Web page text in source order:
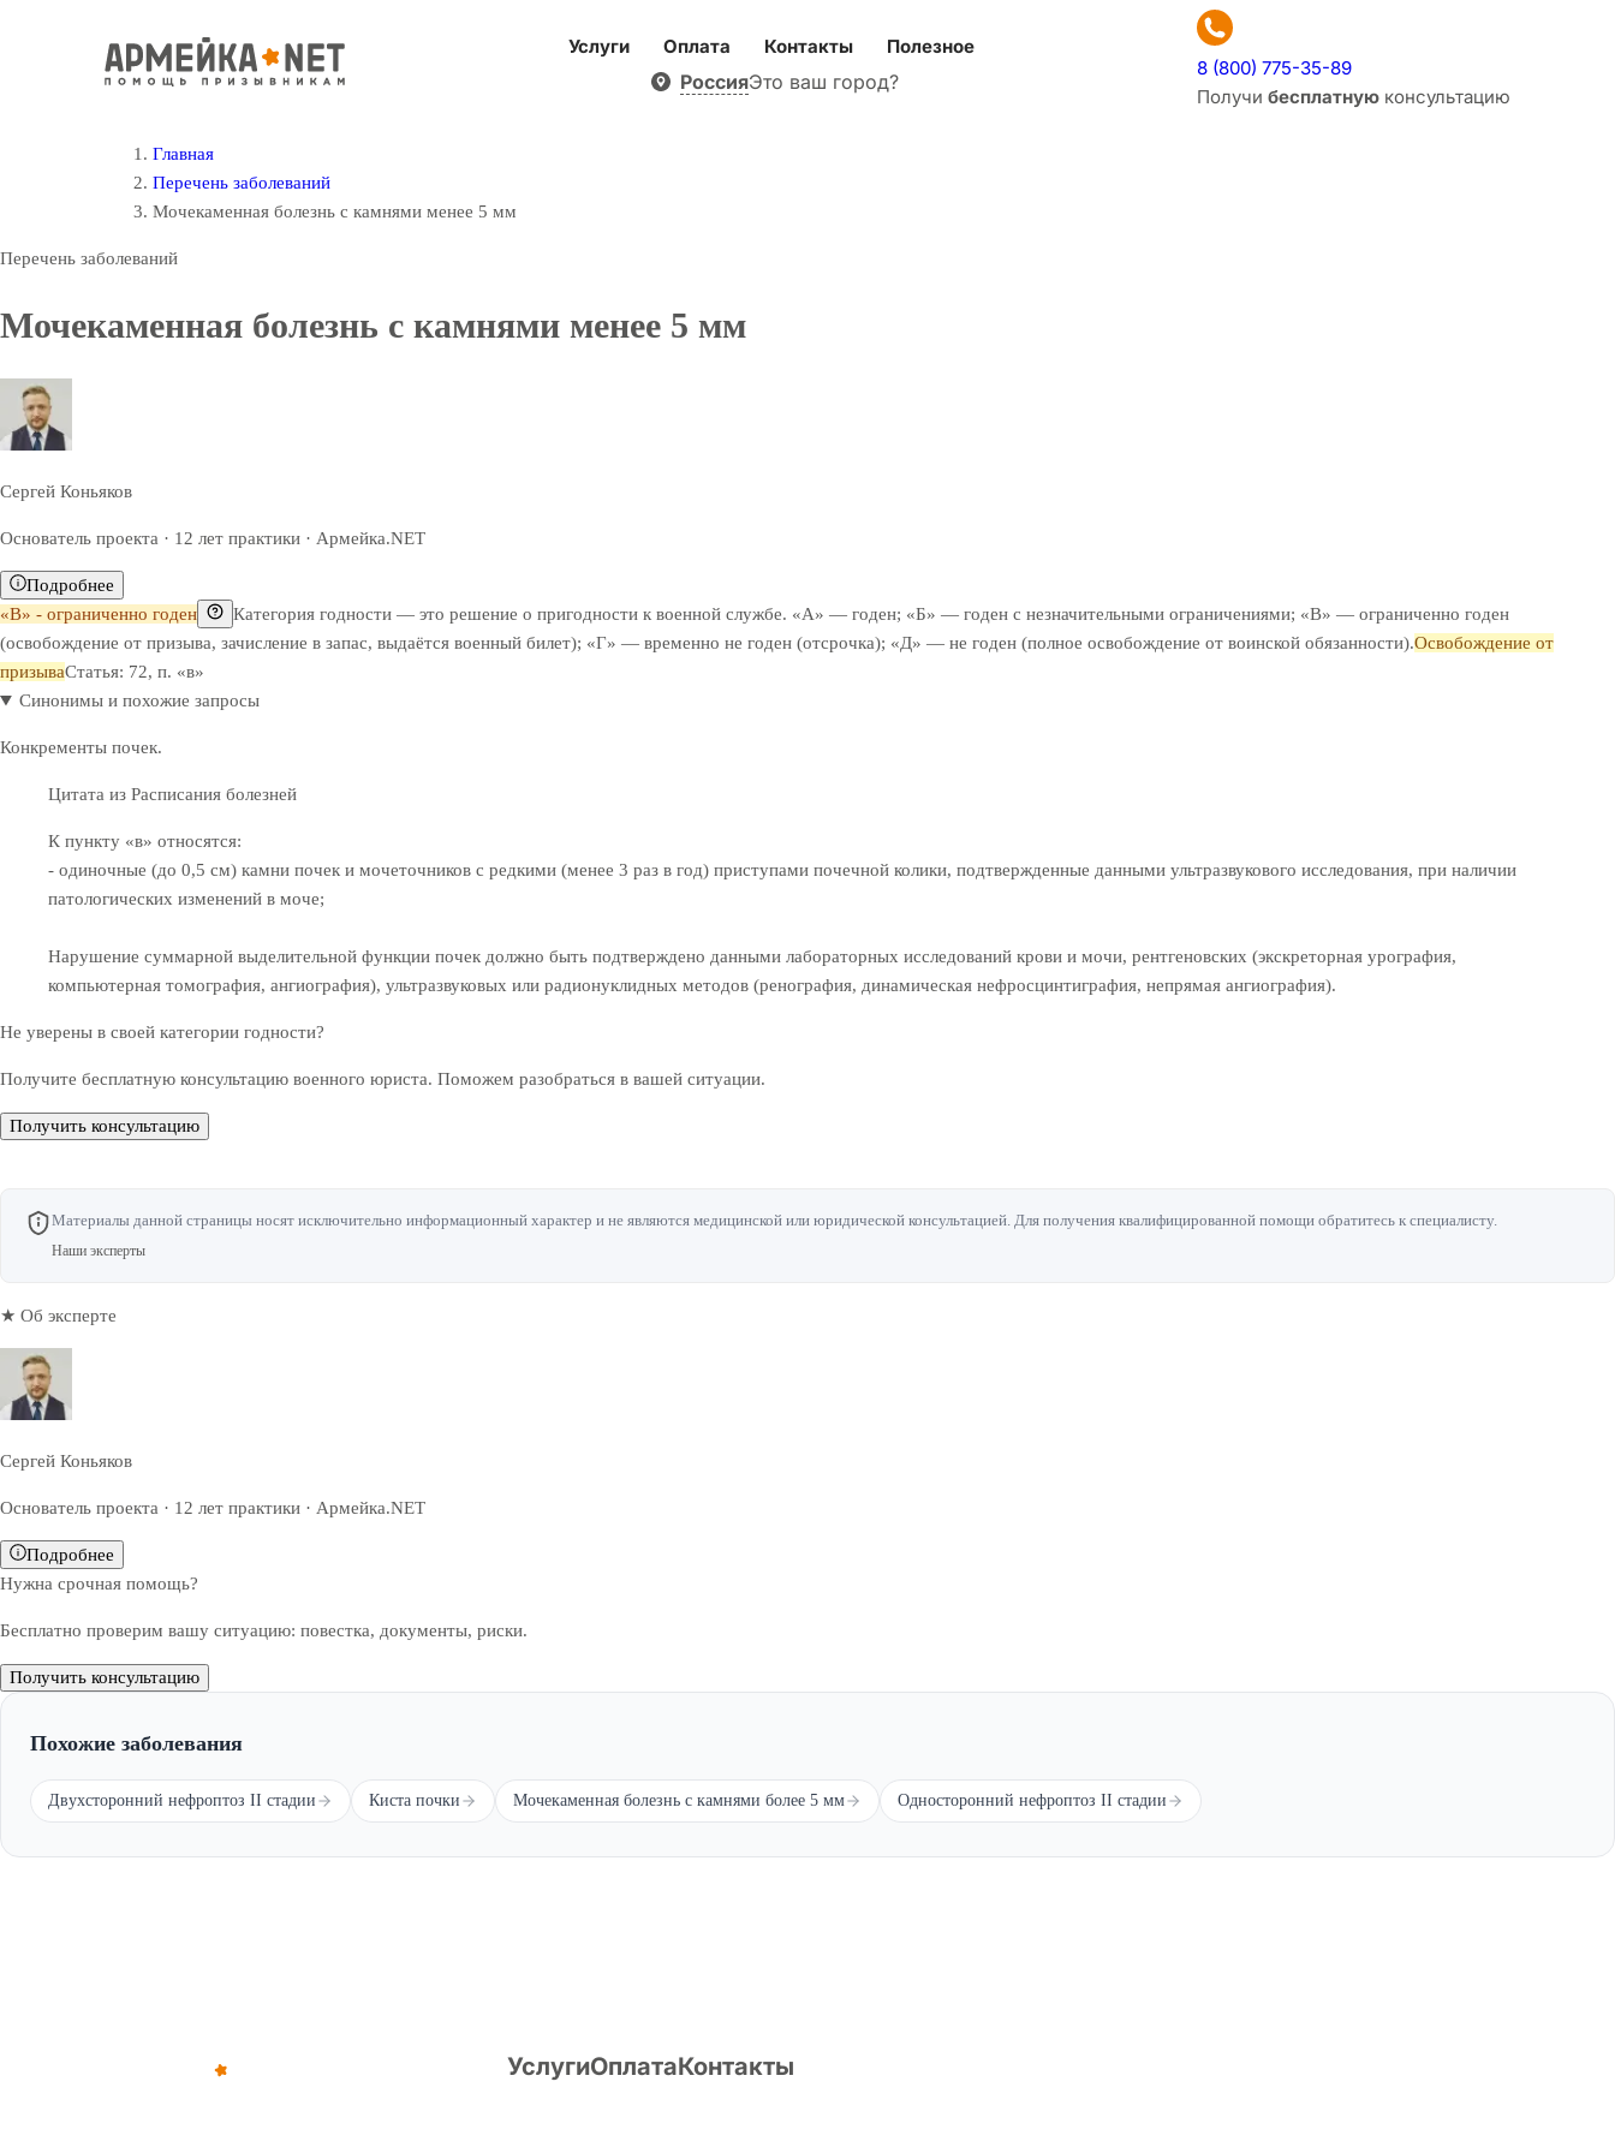
Услуги Оплата Контакты Полезное
РоссияЭто ваш город?
8 (800) 775-35-89
Получи бесплатную консультацию
Главная
Перечень заболеваний
Мочекаменная болезнь с камнями менее 5 мм
Перечень заболеваний
Мочекаменная болезнь с камнями менее 5 мм
Сергей Коньяков
Основатель проекта · 12 лет практики · Армейка.NET
Подробнее
«В» - ограниченно годен
Категория годности — это решение о пригодности к военной службе. «А» — годен; «Б» — годен с незначительными ограничениями; «В» — ограниченно годен
(освобождение от призыва, зачисление в запас, выдаётся военный билет); «Г» — временно не годен (отсрочка); «Д» — не годен (полное освобождение от воинской обязанности).Освобождение от
призываСтатья: 72, п. «в»
Синонимы и похожие запросы
Конкременты почек.
Цитата из Расписания болезней
К пункту «в» относятся:
- одиночные (до 0,5 см) камни почек и мочеточников с редкими (менее 3 раз в год) приступами почечной колики, подтвержденные данными ультразвукового исследования, при наличии
патологических изменений в моче;
Нарушение суммарной выделительной функции почек должно быть подтверждено данными лабораторных исследований крови и мочи, рентгеновских (экскреторная урография,
компьютерная томография, ангиография), ультразвуковых или радионуклидных методов (ренография, динамическая нефросцинтиграфия, непрямая ангиография).
Не уверены в своей категории годности?
Получите бесплатную консультацию военного юриста. Поможем разобраться в вашей ситуации.
Получить консультацию
Материалы данной страницы носят исключительно информационный характер и не являются медицинской или юридической консультацией. Для получения квалифицированной помощи обратитесь к специалисту.
Наши эксперты
★ Об эксперте
Сергей Коньяков
Основатель проекта · 12 лет практики · Армейка.NET
Подробнее
Нужна срочная помощь?
Бесплатно проверим вашу ситуацию: повестка, документы, риски.
Получить консультацию
Похожие заболевания
Двухсторонний нефроптоз II стадии Киста почки Мочекаменная болезнь с камнями более 5 мм Односторонний нефроптоз II стадии
УслугиОплатаКонтакты